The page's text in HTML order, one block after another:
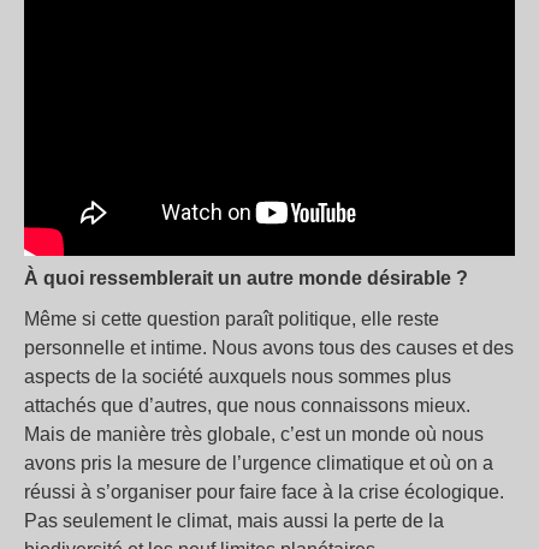
À quoi ressemblerait un autre monde désirable ?
Même si cette question paraît politique, elle reste
personnelle et intime. Nous avons tous des causes et des
aspects de la société auxquels nous sommes plus
attachés que d’autres, que nous connaissons mieux.
Mais de manière très globale, c’est un monde où nous
avons pris la mesure de l’urgence climatique et où on a
réussi à s’organiser pour faire face à la crise écologique.
Pas seulement le climat, mais aussi la perte de la